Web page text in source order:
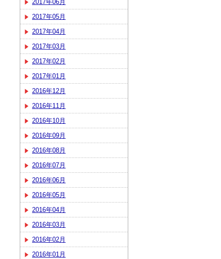
2017年06月
2017年05月
2017年04月
2017年03月
2017年02月
2017年01月
2016年12月
2016年11月
2016年10月
2016年09月
2016年08月
2016年07月
2016年06月
2016年05月
2016年04月
2016年03月
2016年02月
2016年01月